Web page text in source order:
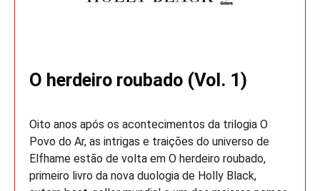
O herdeiro roubado (Vol. 1)
Oito anos após os acontecimentos da trilogia O
Povo do Ar, as intrigas e traições do universo de
Elfhame estão de volta em O herdeiro roubado,
primeiro livro da nova duologia de Holly Black,